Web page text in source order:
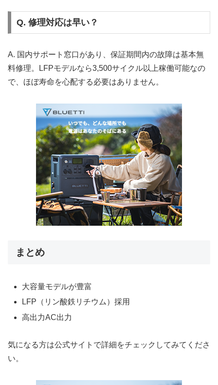
Q. 修理対応は早い？
A. 国内サポート窓口があり、保証期間内の故障は基本無
料修理。LFPモデルなら3,500サイクル以上稼働可能なの
で、ほぼ寿命を心配する必要はありません。
まとめ
大容量モデルが豊富
LFP（リン酸鉄リチウム）採用
高出力AC出力
気になる方は公式サイトで詳細をチェックしてみてくださ
い。